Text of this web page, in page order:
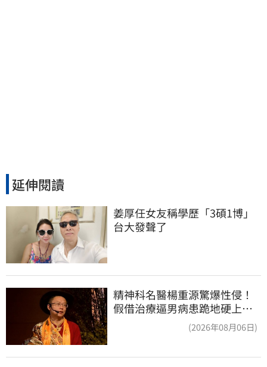
延伸閱讀
姜厚任女友稱學歷「3碩1博」
台大發聲了
精神科名醫楊重源驚爆性侵！
假借治療逼男病患跪地硬上…
(2026年08月06日)